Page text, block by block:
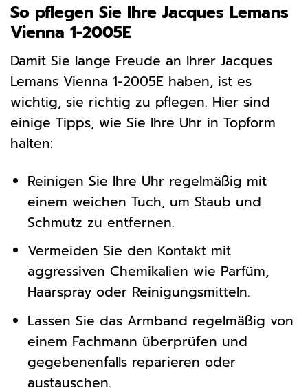
So pflegen Sie Ihre Jacques Lemans
Vienna 1-2005E
Damit Sie lange Freude an Ihrer Jacques
Lemans Vienna 1-2005E haben, ist es
wichtig, sie richtig zu pflegen. Hier sind
einige Tipps, wie Sie Ihre Uhr in Topform
halten:
Reinigen Sie Ihre Uhr regelmäßig mit
einem weichen Tuch, um Staub und
Schmutz zu entfernen.
Vermeiden Sie den Kontakt mit
aggressiven Chemikalien wie Parfüm,
Haarspray oder Reinigungsmitteln.
Lassen Sie das Armband regelmäßig von
einem Fachmann überprüfen und
gegebenenfalls reparieren oder
austauschen.